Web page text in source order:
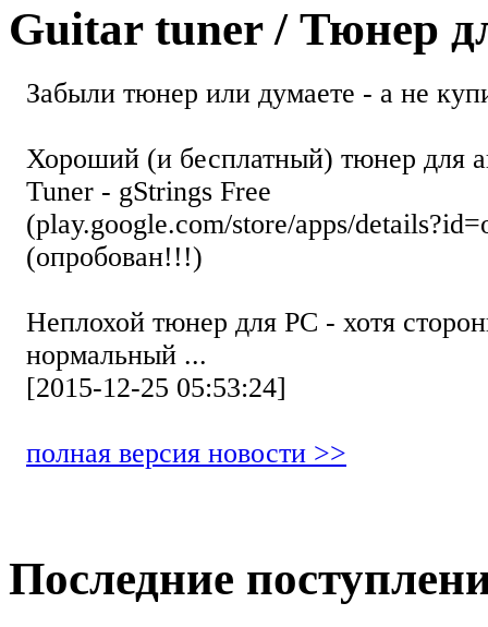
Guitar tuner / Тюнер
Забыли тюнер или думаете - а не
Хороший (и бесплатный) тюнер для
Tuner - gStrings Free
(play.google.com/store/apps/
(опробован!!!)
Неплохой тюнер для РС - хотя
нормальный ...
[2015-12-25 05:53:24]
полная версия новости >>
Последние